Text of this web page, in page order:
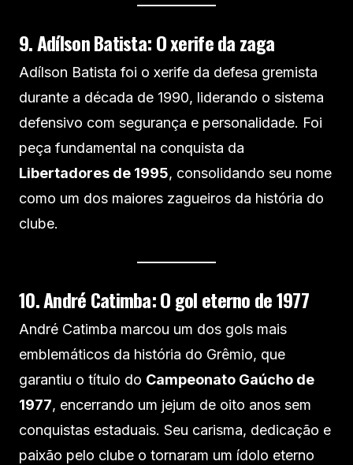
9. Adílson Batista: O xerife da zaga
Adílson Batista foi o xerife da defesa gremista
durante a década de 1990, liderando o sistema
defensivo com segurança e personalidade. Foi
peça fundamental na conquista da
Libertadores de 1995, consolidando seu nome
como um dos maiores zagueiros da história do
clube.
10. André Catimba: O gol eterno de 1977
André Catimba marcou um dos gols mais
emblemáticos da história do Grêmio, que
garantiu o título do Campeonato Gaúcho de
1977, encerrando um jejum de oito anos sem
conquistas estaduais. Seu carisma, dedicação e
paixão pelo clube o tornaram um ídolo eterno